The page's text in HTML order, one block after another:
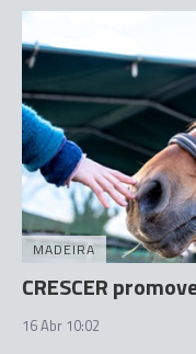
MADEIRA
CRESCER
16 Abr 10:02